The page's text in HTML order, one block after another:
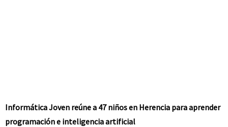
Informática Joven reúne a 47 niños en Herencia para aprender
programación e inteligencia artificial